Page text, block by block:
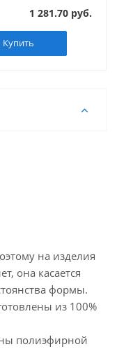
1 281.70 руб.
Купить
на изделия
она касается
формы.
из 100%
полиэфирной